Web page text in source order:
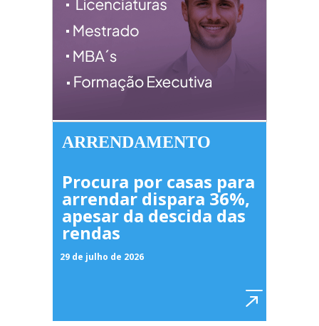
ARRENDAMENTO
Procura por casas para
arrendar dispara 36%,
apesar da descida das
rendas
29 de julho de 2026